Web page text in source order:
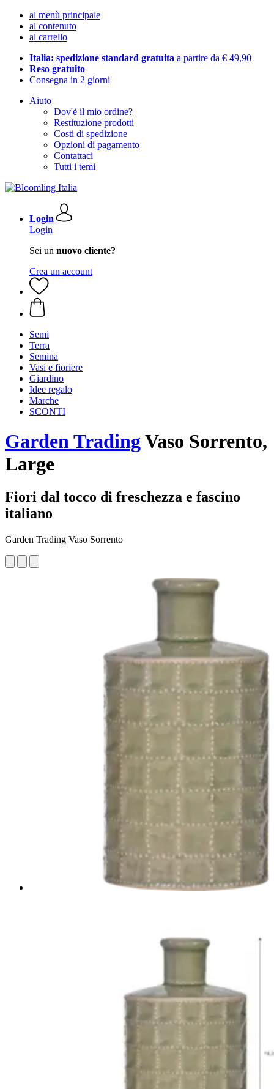
al menù principale
al contenuto
al carrello
Italia: spedizione standard gratuita a partire da € 49,90
Reso gratuito
Consegna in 2 giorni
Aiuto
Dov'è il mio ordine?
Restituzione prodotti
Costi di spedizione
Opzioni di pagamento
Contattaci
Tutti i temi
Login
Login
Sei un nuovo cliente?
Crea un account
Semi
Terra
Semina
Vasi e fioriere
Giardino
Idee regalo
Marche
SCONTI
Garden TradingVaso Sorrento,
Large
Fiori dal tocco di freschezza e fascino
italiano
Garden Trading Vaso Sorrento